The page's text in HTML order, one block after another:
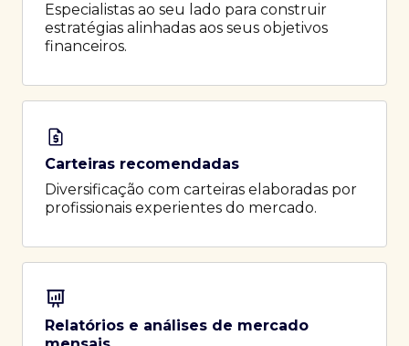
Especialistas ao seu lado para construir
estratégias alinhadas aos seus objetivos
financeiros.
Carteiras recomendadas
Diversificação com carteiras elaboradas por
profissionais experientes do mercado.
Relatórios e análises de mercado